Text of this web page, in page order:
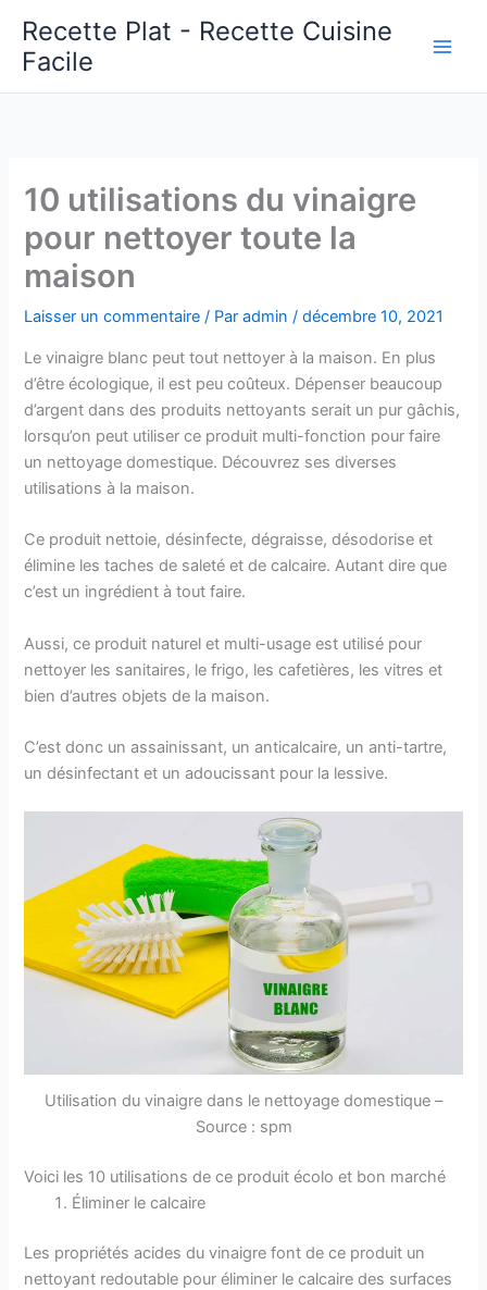
contenu
Recette Plat - Recette Cuisine
Facile
10 utilisations du vinaigre
pour nettoyer toute la
maison
Laisser un commentaire / Paradmin/décembre 10, 2021
Le vinaigre blanc peut tout nettoyer à la maison. En plus
d’être écologique, il est peu coûteux. Dépenser beaucoup
d’argent dans des produits nettoyants serait un pur gâchis,
lorsqu’on peut utiliser ce produit multi-fonction pour faire
un nettoyage domestique. Découvrez ses diverses
utilisations à la maison.
Ce produit nettoie, désinfecte, dégraisse, désodorise et
élimine les taches de saleté et de calcaire. Autant dire que
c’est un ingrédient à tout faire.
Aussi, ce produit naturel et multi-usage est utilisé pour
nettoyer les sanitaires, le frigo, les cafetières, les vitres et
bien d’autres objets de la maison.
C’est donc un assainissant, un anticalcaire, un anti-tartre,
un désinfectant et un adoucissant pour la lessive.
Utilisation du vinaigre dans le nettoyage domestique –
Source : spm
Voici les 10 utilisations de ce produit écolo et bon marché
Éliminer le calcaire
Les propriétés acides du vinaigre font de ce produit un
nettoyant redoutable pour éliminer le calcaire des surfaces